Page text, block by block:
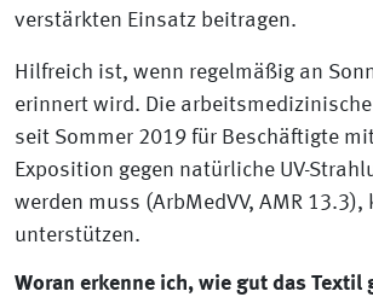
verstärkten Einsatz beitragen.
Hilfreich ist, wenn regelmäßig an
erinnert wird. Die
seit Sommer 2019 für Beschäftigte
Exposition gegen natürliche UV-
werden muss (ArbMedVV, AMR 13.3),
unterstützen.
Woran erkenne ich, wie gut das Textil